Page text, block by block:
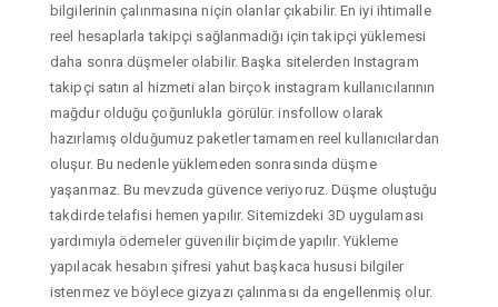
bilgilerinin çalınmasına niçin olanlar çıkabilir. En iyi ihtimalle
reel hesaplarla takipçi sağlanmadığı için takipçi yüklemesi
daha sonra düşmeler olabilir. Başka sitelerden Instagram
takipçi satın al hizmeti alan birçok instagram kullanıcılarının
mağdur olduğu çoğunlukla görülür. insfollow olarak
hazırlamış olduğumuz paketler tamamen reel kullanıcılardan
oluşur. Bu nedenle yüklemeden sonrasında düşme
yaşanmaz. Bu mevzuda güvence veriyoruz. Düşme oluştuğu
takdirde telafisi hemen yapılır. Sitemizdeki 3D uygulaması
yardımıyla ödemeler güvenilir biçimde yapılır. Yükleme
yapılacak hesabın şifresi yahut başkaca hususi bilgiler
istenmez ve böylece gizyazı çalınması da engellenmiş olur.